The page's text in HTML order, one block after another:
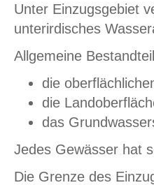
Unter Einzugsgebiet
unterirdisches
Allgemeine
die
die
das
Jedes Gewässer hat
Die Grenze des